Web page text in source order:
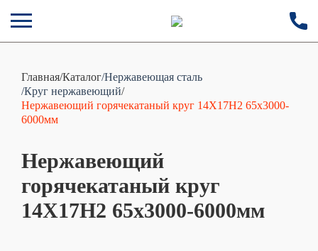
Главная/Каталог/Нержавеющая сталь
/Круг нержавеющий/
Нержавеющий горячекатаный круг 14Х17Н2 65х3000-
6000мм
Нержавеющий
горячекатаный круг
14Х17Н2 65х3000-6000мм